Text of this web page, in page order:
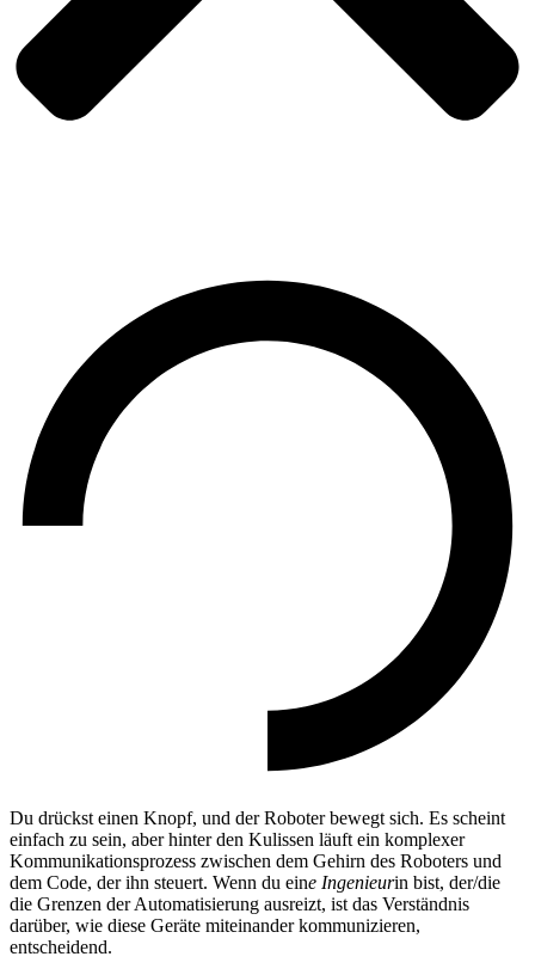
Du drückst einen Knopf, und der Roboter bewegt sich. Es scheint
einfach zu sein, aber hinter den Kulissen läuft ein komplexer
Kommunikationsprozess zwischen dem Gehirn des Roboters und
dem Code, der ihn steuert. Wenn du eine Ingenieurin bist, der/die
die Grenzen der Automatisierung ausreizt, ist das Verständnis
darüber, wie diese Geräte miteinander kommunizieren,
entscheidend.